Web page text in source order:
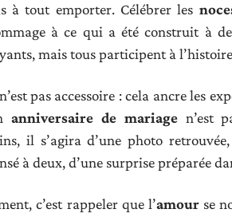
à tout emporter. Célébrer les
à ce qui a été construit à
mais tous participent à
pas accessoire : cela ancre les
anniversaire de mariagen’est
il s’agira d’une photo
à deux, d’une surprise préparée
c’est rappeler que l’amourse